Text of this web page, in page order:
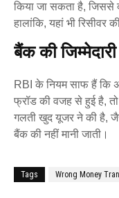
किया जा सकता है, जिससे
हालांकि, यहां भी रिसीवर
बैंक की
RBI के नियम साफ हैं कि
फ्रॉड की वजह से हुई है,
गलती खुद यूजर ने की है,
बैंक की नहीं मानी जाती।
Tags Wrong Money